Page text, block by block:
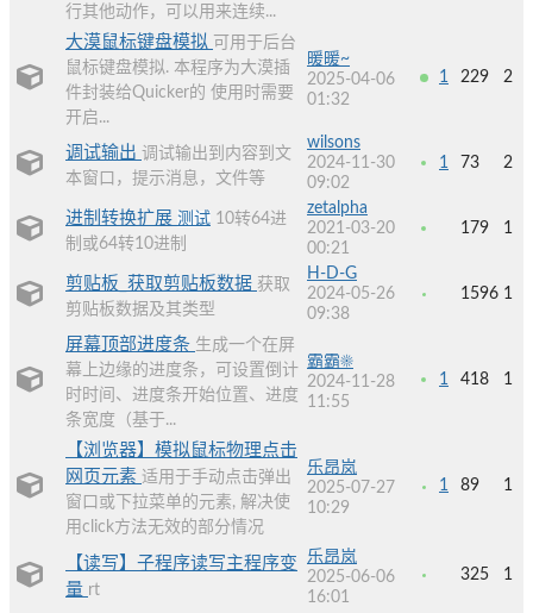
行其他动作，可以用来连续...
大漠鼠标键盘模拟 可用于后台
鼠标键盘模拟. 本程序为大漠插
件封装给Quicker的 使用时需要
开启...
暖暖~
2025-04-06
01:32
1 229 2
调试输出 调试输出到内容到文
本窗口，提示消息，文件等
wilsons
2024-11-30
09:02
1 73 2
进制转换扩展 测试 10转64进
制或64转10进制
zetalpha
2021-03-20
00:21
179 1
剪贴板_获取剪贴板数据 获取
剪贴板数据及其类型
H-D-G
2024-05-26
09:38
1596 1
屏幕顶部进度条 生成一个在屏
幕上边缘的进度条，可设置倒计
时时间、进度条开始位置、进度
条宽度（基于...
霸霸☀
2024-11-28
11:55
1 418 1
【浏览器】模拟鼠标物理点击
网页元素 适用于手动点击弹出
窗口或下拉菜单的元素, 解决使
用click方法无效的部分情况
乐昂岚
2025-07-27
10:29
1 89 1
【读写】子程序读写主程序变
量 rt
乐昂岚
2025-06-06
16:01
325 1